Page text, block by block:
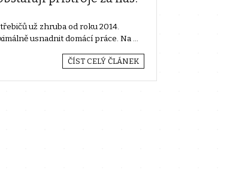
už zhruba od roku 2014.
usnadnit domácí práce. Na ...
ČÍST CELÝ ČLÁNEK